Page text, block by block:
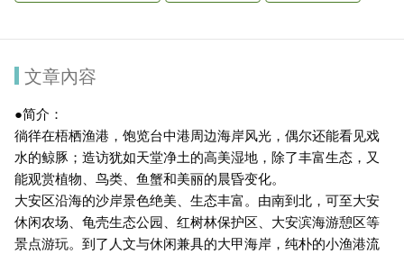
文章內容
●简介：
徜徉在梧栖渔港，饱览台中港周边海岸风光，偶尔还能看见戏
水的鲸豚；造访犹如天堂净土的高美湿地，除了丰富生态，又
能观赏植物、鸟类、鱼蟹和美丽的晨昏变化。
大安区沿海的沙岸景色绝美、生态丰富。由南到北，可至大安
休闲农场、龟壳生态公园、红树林保护区、大安滨海游憩区等
景点游玩。到了人文与休闲兼具的大甲海岸，纯朴的小渔港流